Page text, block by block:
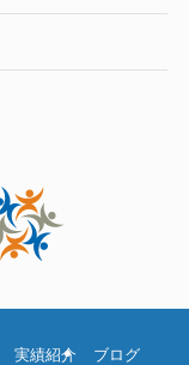
実績紹介 ブログ